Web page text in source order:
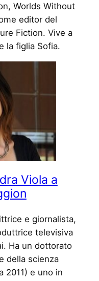
Worlds Without
editor del
Fiction. Vive a
la figlia Sofia.
Viola a
e giornalista,
televisiva
Ha un dottorato
della scienza
2011) e uno in